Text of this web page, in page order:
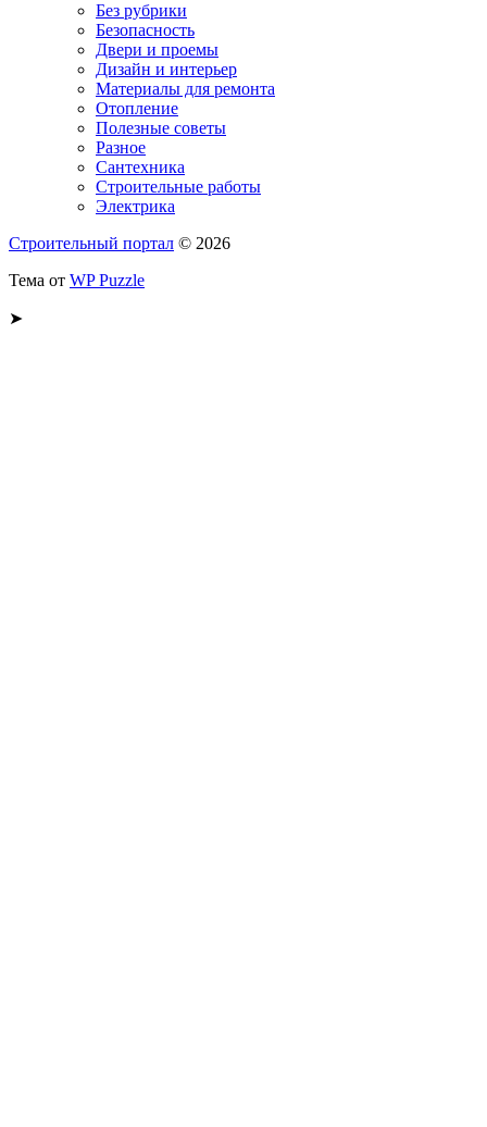
Без рубрики
Безопасность
Двери и проемы
Дизайн и интерьер
Материалы для ремонта
Отопление
Полезные советы
Разное
Сантехника
Строительные работы
Электрика
Строительный портал © 2026
Тема от WP Puzzle
➤